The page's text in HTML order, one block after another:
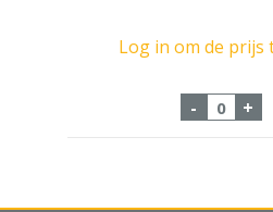
Log in om de prijs
- Thee+